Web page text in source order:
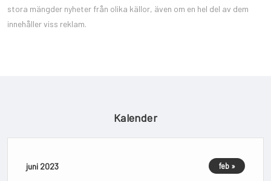
stora mängder nyheter från olika källor, även om en hel del av dem
innehåller viss reklam.
Kalender
juni 2023 feb »